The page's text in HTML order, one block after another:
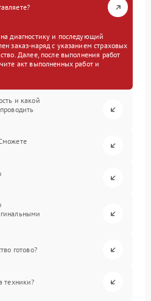
диагностику и последующий
заказ-наряд с указанием страховых
Далее, после выполнения работ
акт выполненных работ и
и какой
готово?
техники?